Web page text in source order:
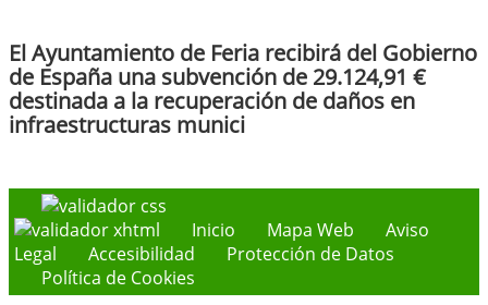
El Ayuntamiento de Feria recibirá del Gobierno
de España una subvención de 29.124,91 €
destinada a la recuperación de daños en
infraestructuras munici
Inicio Mapa Web
Aviso
Legal
Accesibilidad
Protección de Datos
Política de Cookies